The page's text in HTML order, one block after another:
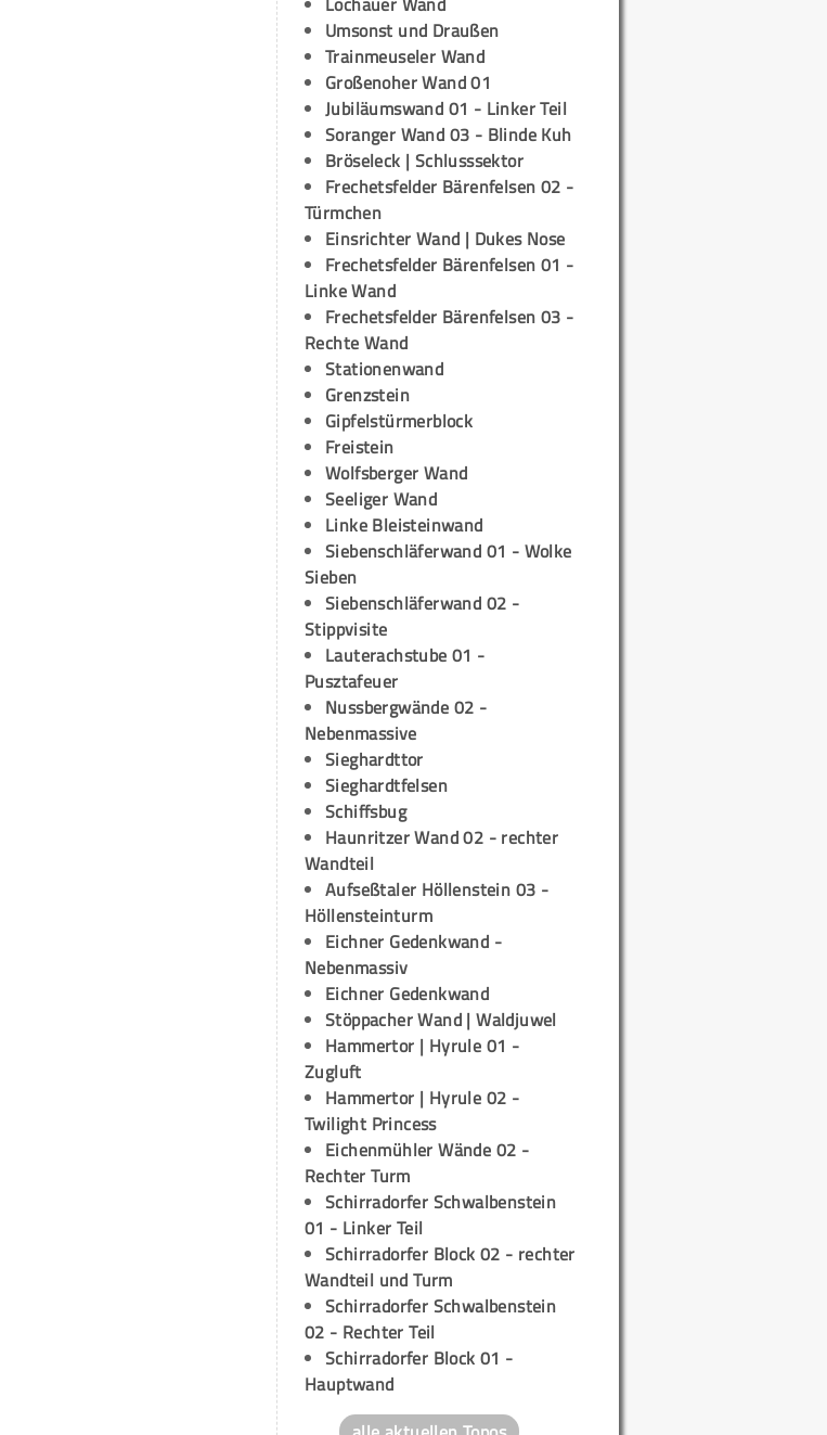
Umsonst und Draußen
Trainmeuseler Wand
Großenoher Wand 01
Jubiläumswand 01 - Linker Teil
Soranger Wand 03 - Blinde Kuh
Bröseleck | Schlusssektor
Frechetsfelder Bärenfelsen 02 -
Türmchen
Einsrichter Wand | Dukes Nose
Frechetsfelder Bärenfelsen 01 -
Linke Wand
Frechetsfelder Bärenfelsen 03 -
Rechte Wand
Stationenwand
Grenzstein
Gipfelstürmerblock
Freistein
Wolfsberger Wand
Seeliger Wand
Linke Bleisteinwand
Siebenschläferwand 01 - Wolke
Sieben
Siebenschläferwand 02 -
Stippvisite
Lauterachstube 01 -
Pusztafeuer
Nussbergwände 02 -
Nebenmassive
Sieghardttor
Sieghardtfelsen
Schiffsbug
Haunritzer Wand 02 - rechter
Wandteil
Aufseßtaler Höllenstein 03 -
Höllensteinturm
Eichner Gedenkwand -
Nebenmassiv
Eichner Gedenkwand
Stöppacher Wand | Waldjuwel
Hammertor | Hyrule 01 -
Zugluft
Hammertor | Hyrule 02 -
Twilight Princess
Eichenmühler Wände 02 -
Rechter Turm
Schirradorfer Schwalbenstein
01 - Linker Teil
Schirradorfer Block 02 - rechter
Wandteil und Turm
Schirradorfer Schwalbenstein
02 - Rechter Teil
Schirradorfer Block 01 -
Hauptwand